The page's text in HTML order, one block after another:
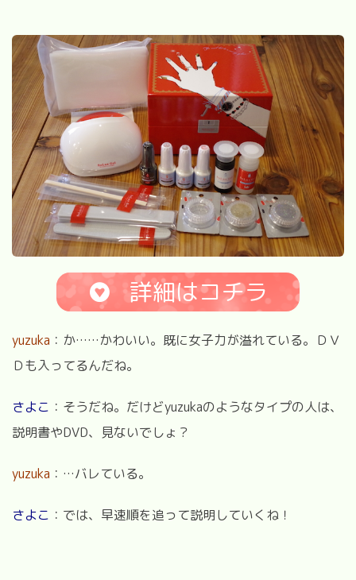
詳細はコチラ
yuzuka ：か……かわいい。既に女子力が溢れている。ＤＶ
Ｄも入ってるんだね。
さよこ ：そうだね。だけどyuzukaのようなタイプの人は、
説明書やDVD、見ないでしょ？
yuzuka ：…バレている。
さよこ ：では、早速順を追って説明していくね！